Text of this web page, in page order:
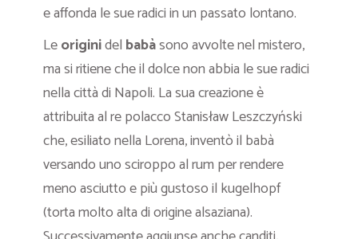
e affonda le sue radici in un passato lontano.
Leoriginidel babàsono avvolte nel mistero,
ma si ritiene che il dolce non abbia le sue radici
nella città di Napoli. La sua creazione è
attribuita al re polacco Stanisław Leszczyński
che, esiliato nella Lorena, inventò il babà
versando uno sciroppo al rum per rendere
meno asciutto e più gustoso il kugelhopf
(torta molto alta di origine alsaziana).